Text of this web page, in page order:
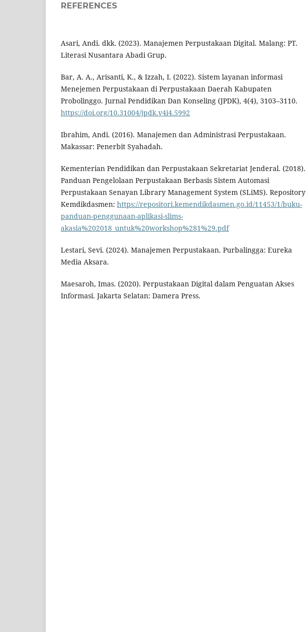
REFERENCES
Asari, Andi. dkk. (2023). Manajemen Perpustakaan Digital. Malang: PT.
Literasi Nusantara Abadi Grup.
Bar, A. A., Arisanti, K., & Izzah, I. (2022). Sistem layanan informasi
Menejemen Perpustakaan di Perpustakaan Daerah Kabupaten
Probolinggo. Jurnal Pendidikan Dan Konseling (JPDK), 4(4), 3103–3110.
https://doi.org/10.31004/jpdk.v4i4.5992
Ibrahim, Andi. (2016). Manajemen dan Administrasi Perpustakaan.
Makassar: Penerbit Syahadah.
Kementerian Pendidikan dan Perpustakaan Sekretariat Jenderal. (2018).
Panduan Pengelolaan Perpustakaan Berbasis Sistem Automasi
Perpustakaan Senayan Library Management System (SLiMS). Repository
Kemdikdasmen: https://repositori.kemendikdasmen.go.id/11453/1/buku-
panduan-penggunaan-aplikasi-slims-
akasia%202018_untuk%20workshop%281%29.pdf
Lestari, Sevi. (2024). Manajemen Perpustakaan. Purbalingga: Eureka
Media Aksara.
Maesaroh, Imas. (2020). Perpustakaan Digital dalam Penguatan Akses
Informasi. Jakarta Selatan: Damera Press.